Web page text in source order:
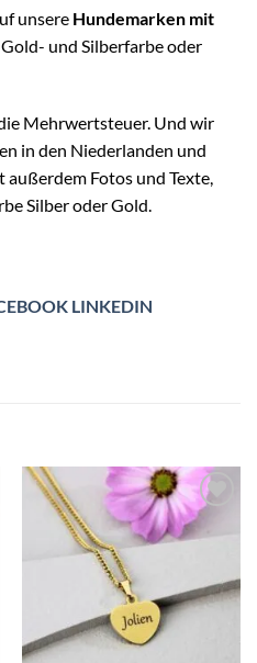
unsere Hundemarken mit
und Silberfarbe oder
Mehrwertsteuer. Und wir
in den Niederlanden und
Fotos und Texte,
Silber oder Gold.
LINKEDIN
Zur
Wunschliste